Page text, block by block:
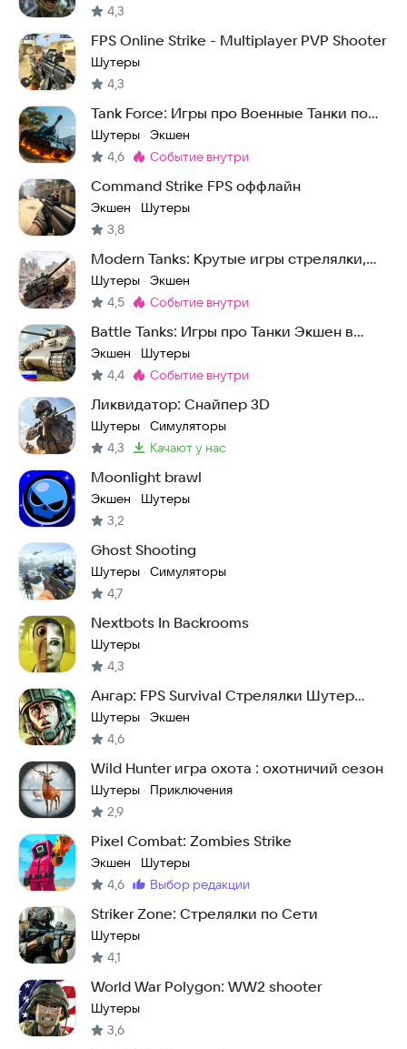
4,3
FPS Online Strike - Multiplayer PVP Shooter
Шутеры
4,3
Tank Force: Игры про Военные Танки по
сети MMO
Шутеры · Экшен
4,6 Метка:
событие внутри
Command Strike FPS оффлайн
Экшен · Шутеры
3,8
Modern Tanks: Крутые игры стрелялки,
онлайн танки!
Шутеры · Экшен
4,5 Метка:
событие внутри
Battle Tanks: Игры про Танки Экшен в
Реальном Мире
Экшен · Шутеры
4,4 Метка:
событие внутри
Ликвидатор: Снайпер 3D
Шутеры · Симуляторы
4,3
Метка:
качают у нас
Moonlight brawl
Экшен · Шутеры
3,2
Ghost Shooting
Шутеры · Симуляторы
4,7
Nextbots In Backrooms
Шутеры
4,3
Ангар: FPS Survival Стрелялки Шутер
Strike Gun
Шутеры · Экшен
4,6
Wild Hunter игра охота : охотничий сезон
Шутеры · Приключения
2,9
Pixel Combat: Zombies Strike
Экшен · Шутеры
4,6 Метка:
выбор редакции
Striker Zone: Стрелялки по Сети
Шутеры
4,1
World War Polygon: WW2 shooter
Шутеры
3,6